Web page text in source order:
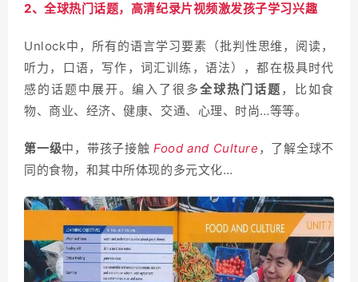
2、全球热门话题，高清纪录片视频激发孩子学习兴趣
Unlock中，所有的语言学习要素（批判性思维，阅读，
听力，口语，写作，词汇训练，语法），都在极具时代
感的话题中展开。编入了很多全球热门话题 ，比如食
物、商业、经济、健康、交通、心理、时尚…等等。
第一级中，带孩子接触Food and Culture ，了解全球不
同的食物，和其中所体现的多元文化…